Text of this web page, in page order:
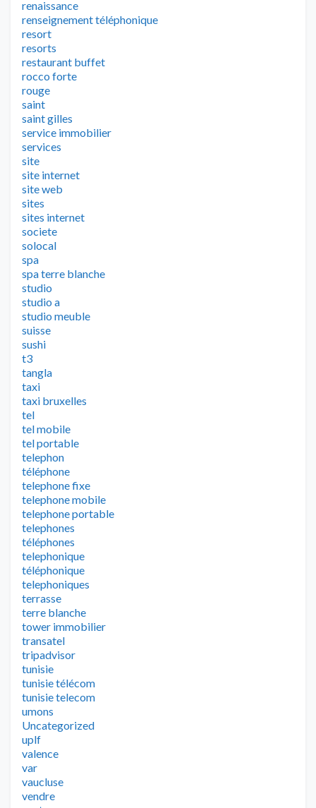
renaissance
renseignement téléphonique
resort
resorts
restaurant buffet
rocco forte
rouge
saint
saint gilles
service immobilier
services
site
site internet
site web
sites
sites internet
societe
solocal
spa
spa terre blanche
studio
studio a
studio meuble
suisse
sushi
t3
tangla
taxi
taxi bruxelles
tel
tel mobile
tel portable
telephon
téléphone
telephone fixe
telephone mobile
telephone portable
telephones
téléphones
telephonique
téléphonique
telephoniques
terrasse
terre blanche
tower immobilier
transatel
tripadvisor
tunisie
tunisie télécom
tunisie telecom
umons
Uncategorized
uplf
valence
var
vaucluse
vendre